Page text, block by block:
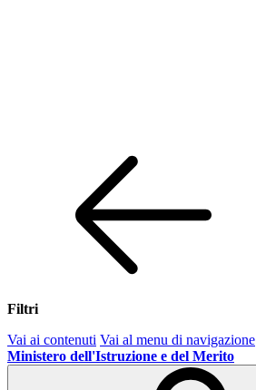
Filtri
Vai ai contenuti Vai al menu di navigazione
Ministero dell'Istruzione e del Merito